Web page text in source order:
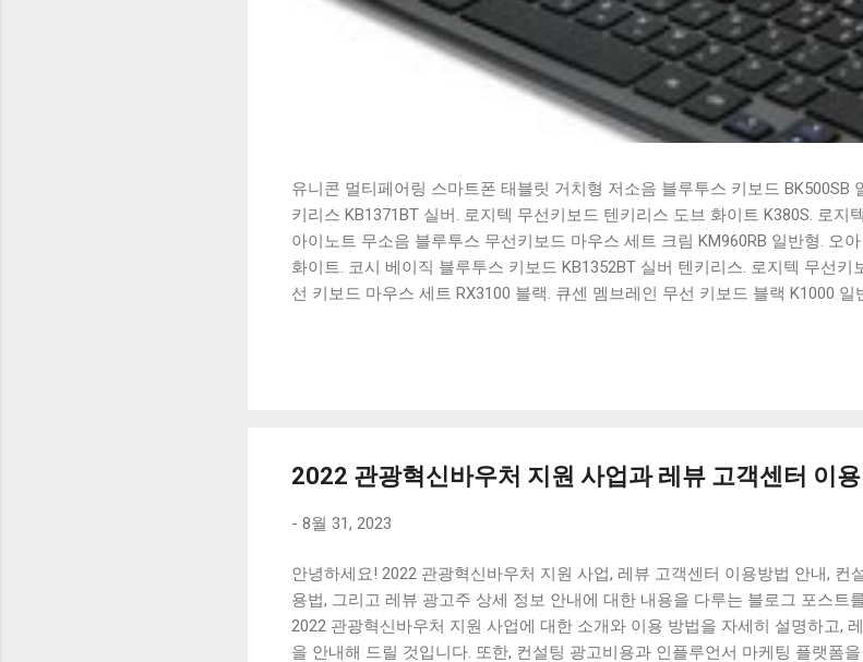
유니콘 멀티페어링 스마트폰 태블릿 거치형 저소음 블루투스 키보드 BK500SB
키리스 KB1371BT 실버. 로지텍 무선키보드 텐키리스 도브 화이트 K380S. 로지
아이노트 무소음 블루투스 무선키보드 마우스 세트 크림 KM960RB 일반형. 오
화이트. 코시 베이직 블루투스 키보드 KB1352BT 실버 텐키리스. 로지텍 무선
선 키보드 마우스 세트 RX3100 블랙. 큐센 멤브레인 무선 키보드 블랙 K1000
2022 관광혁신바우처 지원 사업과 레뷰 고객센터 이
- 8월 31, 2023
안녕하세요! 2022 관광혁신바우처 지원 사업, 레뷰 고객센터 이용방법 안내, 컨
용법, 그리고 레뷰 광고주 상세 정보 안내에 대한 내용을 다루는 블로그 포스트
2022 관광혁신바우처 지원 사업에 대한 소개와 이용 방법을 자세히 설명하고,
을 안내해 드릴 것입니다. 또한, 컨설팅 광고비용과 인플루언서 마케팅 플랫폼